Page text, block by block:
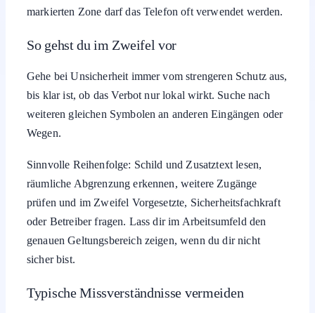
markierten Zone darf das Telefon oft verwendet werden.
So gehst du im Zweifel vor
Gehe bei Unsicherheit immer vom strengeren Schutz aus,
bis klar ist, ob das Verbot nur lokal wirkt. Suche nach
weiteren gleichen Symbolen an anderen Eingängen oder
Wegen.
Sinnvolle Reihenfolge: Schild und Zusatztext lesen,
räumliche Abgrenzung erkennen, weitere Zugänge
prüfen und im Zweifel Vorgesetzte, Sicherheitsfachkraft
oder Betreiber fragen. Lass dir im Arbeitsumfeld den
genauen Geltungsbereich zeigen, wenn du dir nicht
sicher bist.
Typische Missverständnisse vermeiden